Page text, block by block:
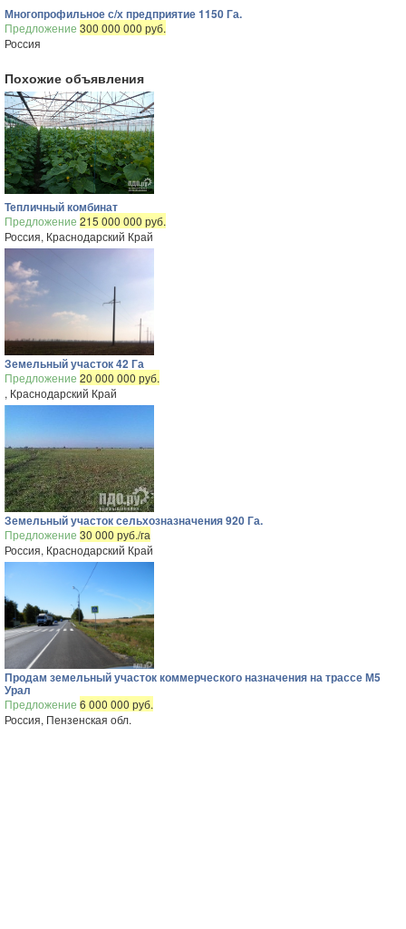
Многопрофильное с/х предприятие 1150 Га.
Предложение 300 000 000 руб.
Россия
Похожие объявления
Тепличный комбинат
Предложение 215 000 000 руб.
Россия, Краснодарский Край
Земельный участок 42 Га
Предложение 20 000 000 руб.
, Краснодарский Край
Земельный участок сельхозназначения 920 Га.
Предложение 30 000 руб./га
Россия, Краснодарский Край
Продам земельный участок коммерческого назначения на трассе М5
Урал
Предложение 6 000 000 руб.
Россия, Пензенская обл.